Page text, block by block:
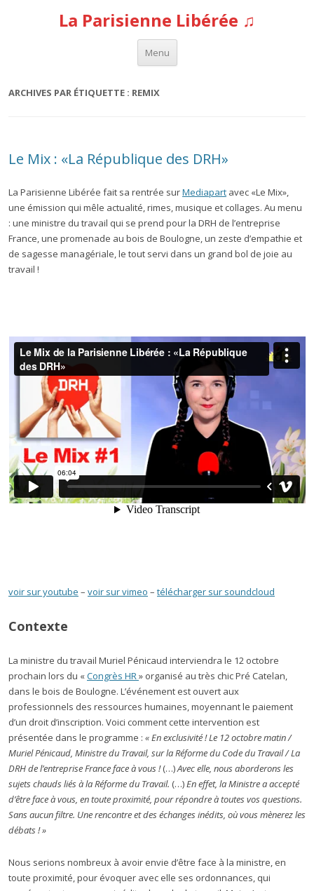
La Parisienne Libérée ♫
Menu
Aller au contenu
ARCHIVES PAR ÉTIQUETTE : REMIX
Le Mix : «La République des DRH»
La Parisienne Libérée fait sa rentrée surMediapart avec «Le Mix»,
une émission qui mêle actualité, rimes, musique et collages. Au menu
: une ministre du travail qui se prend pour la DRH de l’entreprise
France, une promenade au bois de Boulogne, un zeste d’empathie et
de sagesse managériale, le tout servi dans un grand bol de joie au
travail !
voir sur youtube – voir sur vimeo – télécharger sur soundcloud
Contexte
La ministre du travail Muriel Pénicaud interviendra le 12 octobre
prochain lors du «Congrès HR» organisé au très chic Pré Catelan,
dans le bois de Boulogne. L’événement est ouvert aux
professionnels des ressources humaines, moyennant le paiement
d’un droit d’inscription. Voici comment cette intervention est
présentée dans le programme : « En exclusivité ! Le 12 octobre matin /
Muriel Pénicaud, Ministre du Travail, sur la Réforme du Code du Travail / La
DRH de l’entreprise France face à vous !(…)Avec elle, nous aborderons les
sujets chauds liés à la Réforme du Travail. (…)En effet, la Ministre a accepté
d’être face à vous, en toute proximité, pour répondre à toutes vos questions.
Sans aucun filtre. Une rencontre et des échanges inédits, où vous mènerez les
débats ! »
Nous serions nombreux à avoir envie d’être face à la ministre, en
toute proximité, pour évoquer avec elle ses ordonnances, qui